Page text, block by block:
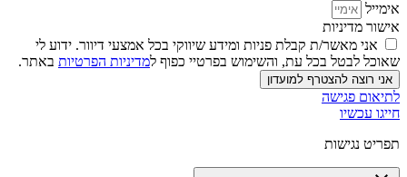
אימייל
אישור מדיניות
אני מאשר/ת קבלת פניות ומידע שיווקי בכל אמצעי דיוור. ידוע לי
שאוכל לבטל בכל עת, והשימוש בפרטיי כפוף למדיניות הפרטיות באתר.
אני רוצה להצטרף למועדון
לתיאום פגישה
חייגו עכשיו
תפריט נגישות